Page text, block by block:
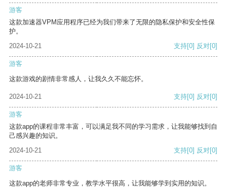
游客
这款加速器VPM应用程序已经为我们带来了无限的隐私保护和安全性保
护。
2024-10-21
支持[0] 反对[0]
游客
这款游戏的剧情非常感人，让我久久不能忘怀。
2024-10-21 支持[0] 反对[0]
游客
这款app的课程非常丰富，可以满足我不同的学习需求，让我能够找到自
己感兴趣的知识。
2024-10-21
支持[0] 反对[0]
游客
这款app的老师非常专业，教学水平很高，让我能够学到实用的知识。